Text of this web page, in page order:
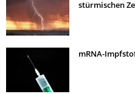
stürmischen
mRNA-